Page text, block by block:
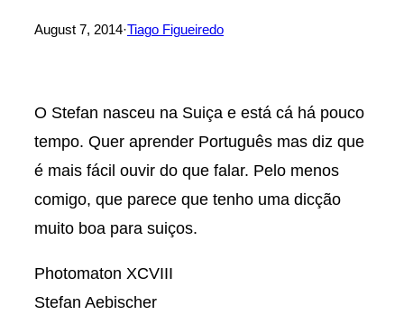
August 7, 2014·Tiago Figueiredo
O Stefan nasceu na Suiça e está cá há pouco
tempo. Quer aprender Português mas diz que
é mais fácil ouvir do que falar. Pelo menos
comigo, que parece que tenho uma dicção
muito boa para suiços.
Photomaton XCVIII
Stefan Aebischer